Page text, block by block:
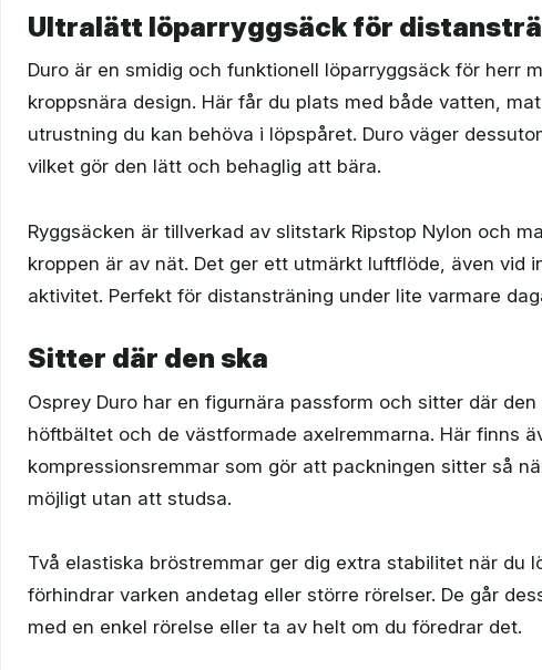
Ultralätt löparryggsäck för
Duro är en smidig och funktionell löparryggsäck för herr
kroppsnära design. Här får du plats med både vatten,
utrustning du kan behöva i löpspåret. Duro väger
vilket gör den lätt och behaglig att bära.
Ryggsäcken är tillverkad av slitstark Ripstop Nylon och
kroppen är av nät. Det ger ett utmärkt luftflöde, även vid
aktivitet. Perfekt för distansträning under lite varmare
Sitter där den ska
Osprey Duro har en figurnära passform och sitter där
höftbältet och de västformade axelremmarna. Här finns
kompressionsremmar som gör att packningen sitter så
möjligt utan att studsa.
Två elastiska bröstremmar ger dig extra stabilitet när du
förhindrar varken andetag eller större rörelser. De går
med en enkel rörelse eller ta av helt om du föredrar det.